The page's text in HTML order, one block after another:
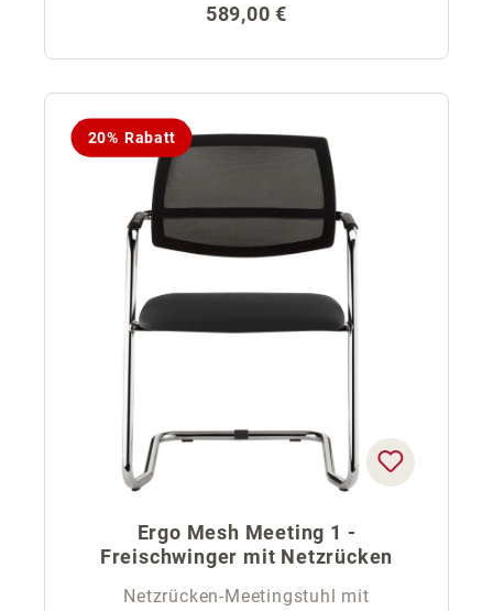
Regulärer Preis:
589,00 €
20% Rabatt
Ergo Mesh Meeting 1 -
Freischwinger mit Netzrücken
Netzrücken-Meetingstuhl mit